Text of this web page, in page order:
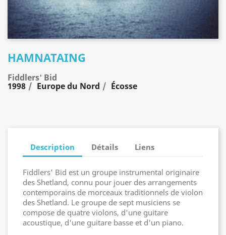
HAMNATAING
Fiddlers' Bid
1998 Europe du Nord Écosse
Description Détails Liens
Fiddlers' Bid est un groupe instrumental originaire
des Shetland, connu pour jouer des arrangements
contemporains de morceaux traditionnels de violon
des Shetland. Le groupe de sept musiciens se
compose de quatre violons, d'une guitare
acoustique, d'une guitare basse et d'un piano.